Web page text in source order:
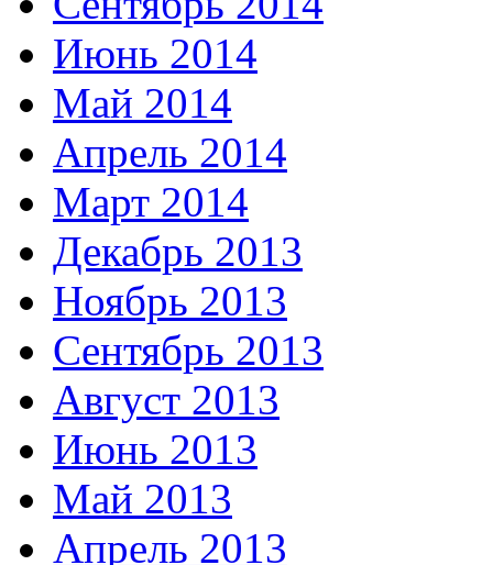
Июнь 2014
Май 2014
Апрель 2014
Март 2014
Декабрь 2013
Ноябрь 2013
Сентябрь 2013
Август 2013
Июнь 2013
Май 2013
Апрель 2013